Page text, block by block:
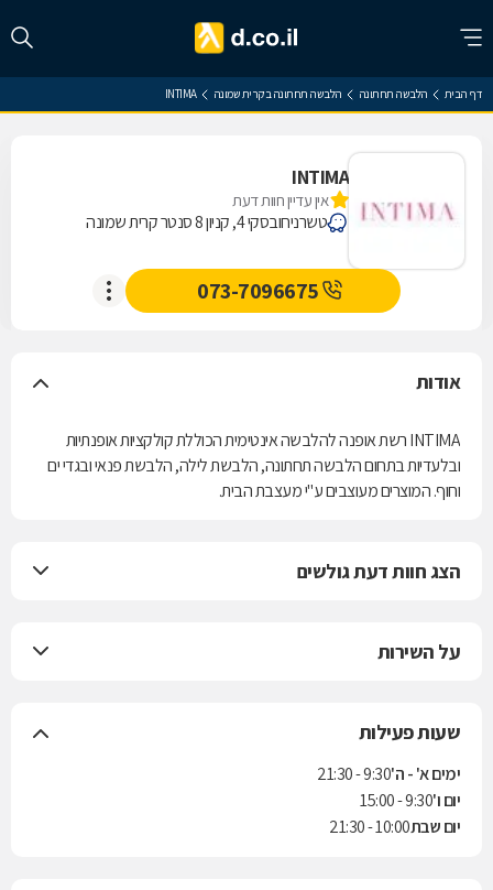
דף הבית הלבשה תחתונה הלבשה תחתונה בקרית שמונה INTIMA
INTIMA
אין עדיין חוות דעת
טשרניחובסקי 4, קניון 8 סנטר קרית שמונה
073-7096675
אודות
INTIMA רשת אופנה להלבשה אינטימית הכוללת קולקציות אופנתיות
ובלעדיות בתחום הלבשה תחתונה, הלבשת לילה, הלבשת פנאי ובגדי ים
וחוף. המוצרים מעוצבים ע"י מעצבת הבית.
הצג חוות דעת גולשים
על השירות
שעות פעילות
ימים א' - ה'9:30 - 21:30
יום ו'9:30 - 15:00
יום שבת10:00 - 21:30